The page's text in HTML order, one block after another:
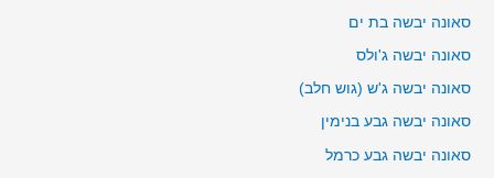
סאונה יבשה בת ים
סאונה יבשה ג'ולס
סאונה יבשה ג'ש (גוש חלב)
סאונה יבשה גבע בנימין
סאונה יבשה גבע כרמל